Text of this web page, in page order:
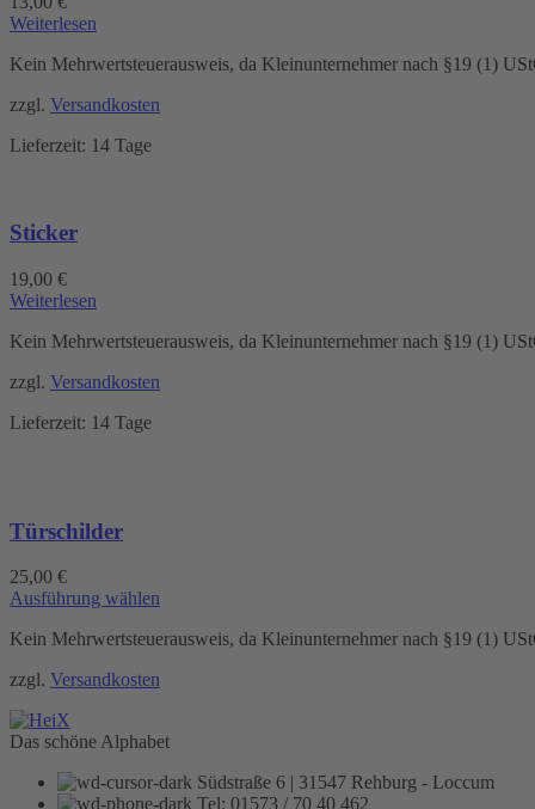
Weiterlesen
Kein Mehrwertsteuerausweis, da Kleinunternehmer nach §19 (1)
zzgl. Versandkosten
Lieferzeit: 14 Tage
Sticker
19,00 €
Weiterlesen
Kein Mehrwertsteuerausweis, da Kleinunternehmer nach §19 (1)
zzgl. Versandkosten
Lieferzeit: 14 Tage
Türschilder
25,00 €
Ausführung wählen
weist
Varianten
Optionen
auf
Kein Mehrwertsteuerausweis, da Kleinunternehmer nach §19 (1)
zzgl. Versandkosten
Das schöne Alphabet
Südstraße 6 | 31547 Rehburg - Loccum
Tel: 01573 / 70 40 462